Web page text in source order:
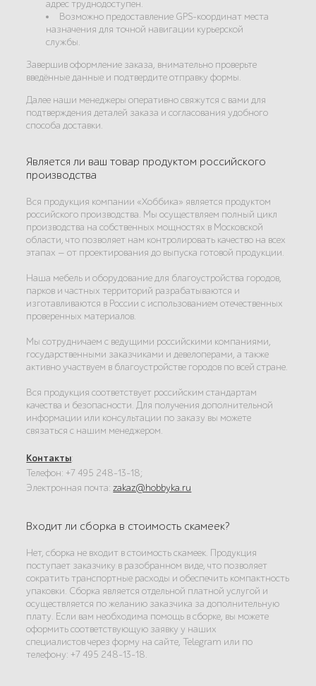
адрес труднодоступен.
Возможно предоставление GPS-координат места
назначения для точной навигации курьерской
службы.
Завершив оформление заказа, внимательно проверьте
введённые данные и подтвердите отправку формы.
Далее наши менеджеры оперативно свяжутся с вами для
подтверждения деталей заказа и согласования удобного
способа доставки.
Является ли ваш товар продуктом российского
производства
Вся продукция компании «Хоббика» является продуктом
российского производства. Мы осуществляем полный цикл
производства на собственных мощностях в Московской
области, что позволяет нам контролировать качество на всех
этапах — от проектирования до выпуска готовой продукции.
Наша мебель и оборудование для благоустройства городов,
парков и частных территорий разрабатываются и
изготавливаются в России с использованием отечественных
проверенных материалов.
Мы сотрудничаем с ведущими российскими компаниями,
государственными заказчиками и девелоперами, а также
активно участвуем в благоустройстве городов по всей стране.
Вся продукция соответствует российским стандартам
качества и безопасности. Для получения дополнительной
информации или консультации по заказу вы можете
связаться с нашим менеджером.
Контакты:
Телефон: +7 495 248-13-18;
Электронная почта:zakaz@hobbyka.ru
Входит ли сборка в стоимость скамеек?
Нет, сборка не входит в стоимость скамеек. Продукция
поступает заказчику в разобранном виде, что позволяет
сократить транспортные расходы и обеспечить компактность
упаковки. Сборка является отдельной платной услугой и
осуществляется по желанию заказчика за дополнительную
плату. Если вам необходима помощь в сборке, вы можете
оформить соответствующую заявку у наших
специалистов через форму на сайте, Telegram или по
телефону: +7 495 248-13-18.